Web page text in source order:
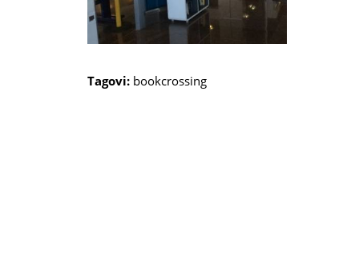
Tagovi: bookcrossing